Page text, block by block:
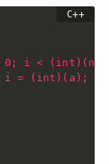
i < (int)(n);
= (int)(a); i